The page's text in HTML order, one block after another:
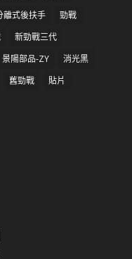
離式後扶手
勁戰
新勁戰三代
景陽部品-ZY
消光黑
舊勁戰
貼片